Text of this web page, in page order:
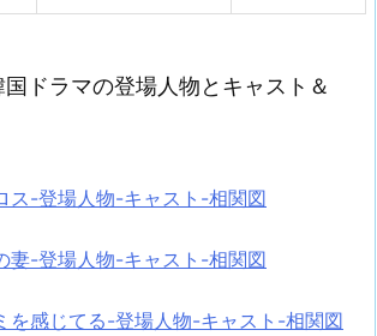
国ドラマの登場人物とキャスト＆
ス-登場人物-キャスト-相関図
妻-登場人物-キャスト-相関図
を感じてる-登場人物-キャスト-相関図